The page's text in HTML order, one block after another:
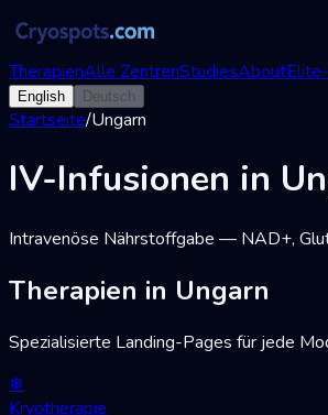
TherapienAlle ZentrenStudiesAbout
English Deutsch
Startseite/Ungarn
IV-Infusionen in
Intravenöse Nährstoffgabe — NAD+,
Therapien in Ungarn
Spezialisierte Landing-Pages für jede
❄
Kryotherapie